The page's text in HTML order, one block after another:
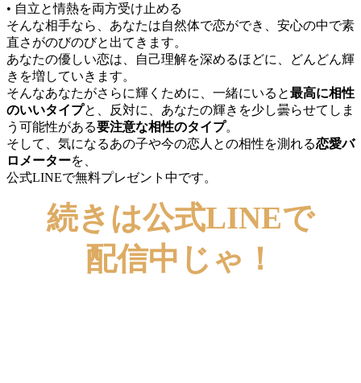
• 自立と情熱を両方受け止める
そんな相手なら、あなたは自然体で恋ができ、安心の中で素
直さがのびのびと出てきます。
あなたの優しい恋は、自己理解を深めるほどに、どんどん輝
きを増していきます。
そんなあなたがさらに輝くために、一緒にいると最高に相性
のいいタイプと、反対に、あなたの輝きを少し曇らせてしま
う可能性がある要注意な相性のタイプ。
そして、気になるあの子や今の恋人との相性を測れる恋愛バ
ロメーターを、
公式LINEで無料プレゼント中です。
続きは公式LINEで
配信中じゃ！